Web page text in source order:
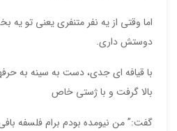
اما وقتی از یه نفر متنفری یعنی تو
دوستش داری.
با قیافه ای جدی، دست به سینه به
بالا گرفت و با ژستی خاص
گفت:” من نیومده بودم برام فلسفه